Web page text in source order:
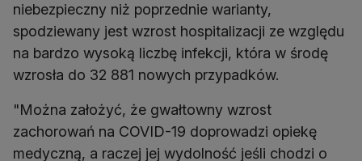
niebezpieczny niż poprzednie warianty,
spodziewany jest wzrost hospitalizacji ze względu
na bardzo wysoką liczbę infekcji, która w środę
wzrosła do 32 881 nowych przypadków.
"Można założyć, że gwałtowny wzrost
zachorowań na COVID-19 doprowadzi opiekę
medyczną, a raczej jej wydolność jeśli chodzi o